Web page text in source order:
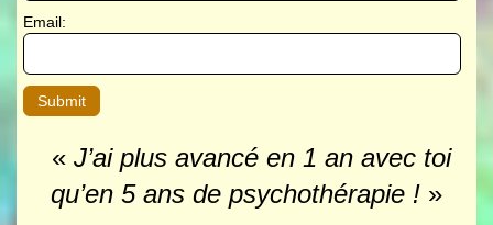
Email:
« J’ai plus avancé en 1 an avec toi
qu’en 5 ans de psychothérapie ! »